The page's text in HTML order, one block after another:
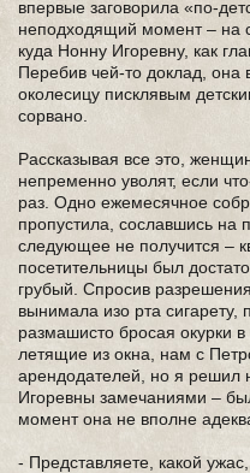
впервые заговорила «по-
неподходящий момент – на
куда Нонну Игоревну, как
Перебив чей-то доклад, она
околесицу писклявым
сорвано.
Рассказывая все это,
непременно уволят, если
раз. Одно ежемесячное
пропустила, сославшись на
следующее не получится –
посетительницы был
грубый. Спросив
вынимала изо рта сигарету,
размашисто бросая окурки в
летящие из окна, нам с
арендодателей, но я решил
Игоревны замечаниями –
момент она не вполне
- Представляете, какой